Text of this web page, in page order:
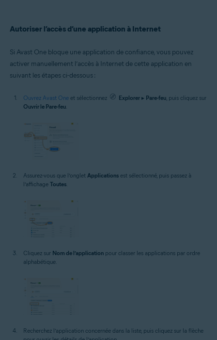
Autoriser l’accès d’une application à Internet
Si Avast One bloque une application de confiance, vous pouvez
activer manuellement l’accès à Internet de cette application en
suivant les étapes ci-dessous :
Ouvrez Avast One et sélectionnez Explorer ▸ Pare-feu, puis cliquez sur
Ouvrir le Pare-feu.
Assurez-vous que l’onglet Applications est sélectionné, puis passez à
l’affichage Toutes.
Cliquez sur Nom de l’application pour classer les applications par ordre
alphabétique.
Recherchez l’application concernée dans la liste, puis cliquez sur la flèche